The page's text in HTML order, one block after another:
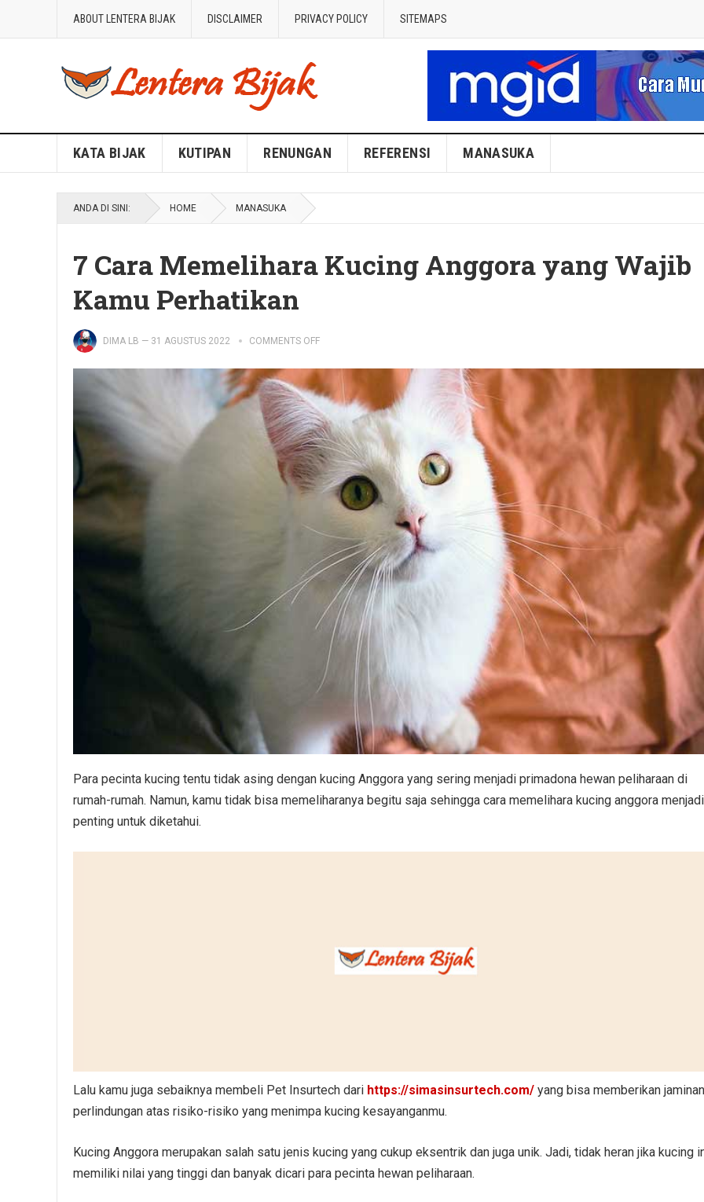
ABOUT LENTERA BIJAK DISCLAIMER PRIVACY POLICY SITEMAPS
Blog Lentera Bijak
KATA BIJAK KUTIPAN RENUNGAN REFERENSI MANASUKA
ANDA DI SINI: HOME MANASUKA
7 Cara Memelihara Kucing Anggora yang Wajib
Kamu Perhatikan
DIMA LB — 31 AGUSTUS 2022 COMMENTS OFF
Para pecinta kucing tentu tidak asing dengan kucing Anggora yang sering menjadi primadona hewan peliharaan di
rumah-rumah. Namun, kamu tidak bisa memeliharanya begitu saja sehingga cara memelihara kucing anggora menjadi
penting untuk diketahui.
Lalu kamu juga sebaiknya membeli Pet Insurtech dari https://simasinsurtech.com/ yang bisa memberikan jaminan
perlindungan atas risiko-risiko yang menimpa kucing kesayanganmu.
Kucing Anggora merupakan salah satu jenis kucing yang cukup eksentrik dan juga unik. Jadi, tidak heran jika kucing
memiliki nilai yang tinggi dan banyak dicari para pecinta hewan peliharaan.